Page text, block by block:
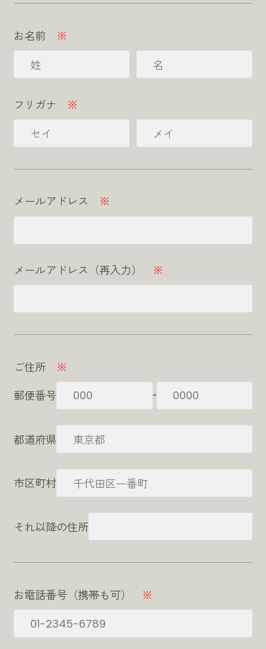
お名前 ※
フリガナ ※
メールアドレス ※
メールアドレス（再入力） ※
ご住所
※
郵便番号
-
都道府県
市区町村
それ以降の住所
お電話番号（携帯も可） ※